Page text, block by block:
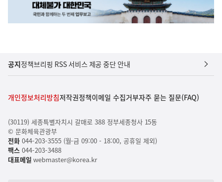
공지정책브리핑 RSS 서비스 제공 중단 안내
개인정보처리방침저작권정책이메일 수집거부자주 묻는 질문(FAQ)
(30119) 세종특별자치시 갈매로 388 정부세종청사 15동
© 문화체육관광부
전화044-203-3555 (월-금 09:00 - 18:00, 공휴일 제외)
팩스044-203-3488
대표메일 webmaster@korea.kr